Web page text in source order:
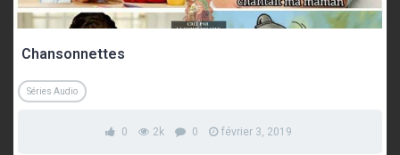
Chansonnettes
Séries Audio
0 2k 0 février 3, 2019